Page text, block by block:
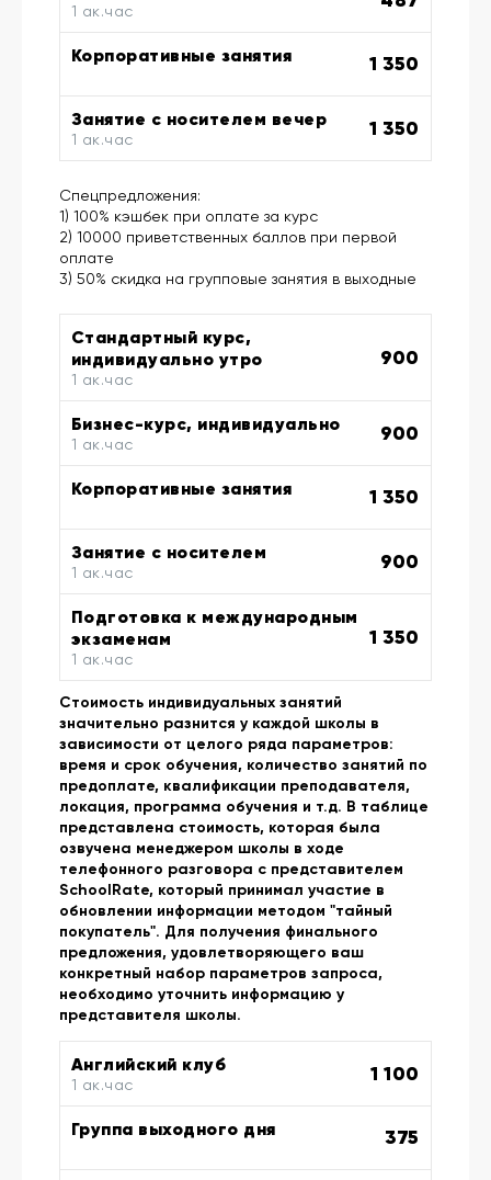
1 ак.час
Корпоративные занятия 1 350
Занятие с носителем вечер
1 ак.час 1 350
Спецпредложения:
1) 100% кэшбек при оплате за курс
2) 10000 приветственных баллов при первой
оплате
3) 50% скидка на групповые занятия в выходные
Стандартный курс,
индивидуально утро
1 ак.час
900
Бизнес-курс, индивидуально
1 ак.час 900
Корпоративные занятия 1 350
Занятие с носителем
1 ак.час 900
Подготовка к международным
экзаменам
1 ак.час
1 350
Стоимость индивидуальных занятий
значительно разнится у каждой школы в
зависимости от целого ряда параметров:
время и срок обучения, количество занятий по
предоплате, квалификации преподавателя,
локация, программа обучения и т.д. В таблице
представлена стоимость, которая была
озвучена менеджером школы в ходе
телефонного разговора с представителем
SchoolRate, который принимал участие в
обновлении информации методом "тайный
покупатель". Для получения финального
предложения, удовлетворяющего ваш
конкретный набор параметров запроса,
необходимо уточнить информацию у
представителя школы.
Английский клуб
1 ак.час 1 100
Группа выходного дня 375